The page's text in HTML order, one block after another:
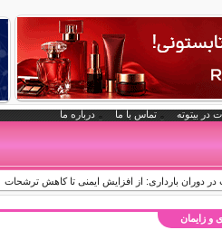
در بیتوته تماس با ما درباره ما
دوران بارداری: از افزایش ایمنی تا کاهش ترشحات
و زایمان